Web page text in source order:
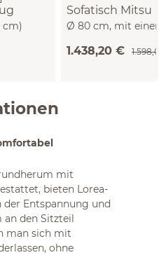
cm)
Sofatisch Mitsu
Ø 80 cm, mit
1.438,20 €
mit
bieten Lorea-
der Entspannung und
an den Sitzteil
man sich mit
ohne